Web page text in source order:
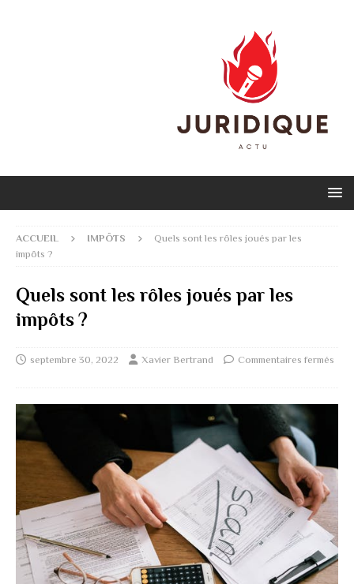
ACCUEIL IMPÔTS
Quels sont les rôles joués par les
impôts ?
Quels sont les rôles joués par les
impôts ?
septembre 30, 2022 Xavier Bertrand Commentaires fermés